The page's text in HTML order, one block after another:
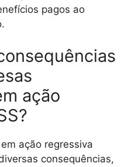
pagos ao
ação
ação regressiva
consequências,